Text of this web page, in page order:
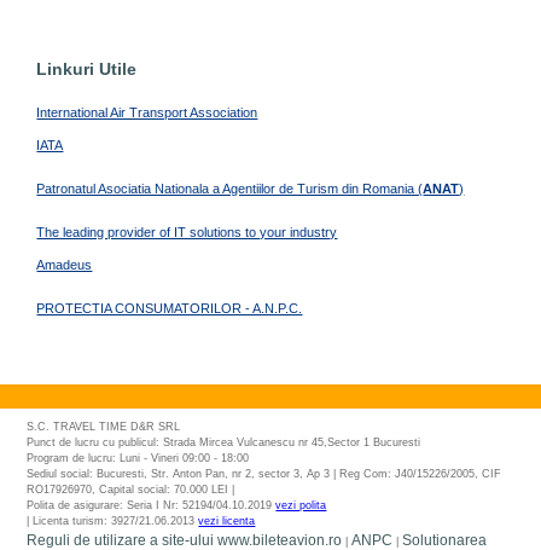
Linkuri Utile
International Air Transport Association
IATA
Patronatul Asociatia Nationala a Agentiilor de Turism din Romania (ANAT)
The leading provider of IT solutions to your industry
Amadeus
PROTECTIA CONSUMATORILOR - A.N.P.C.
S.C. TRAVEL TIME D&R SRL
Punct de lucru cu publicul: Strada Mircea Vulcanescu nr 45,Sector 1 Bucuresti
Program de lucru: Luni - Vineri 09:00 - 18:00
Sediul social: Bucuresti, Str. Anton Pan, nr 2, sector 3, Ap 3 | Reg Com: J40/15226/2005, CIF
RO17926970, Capital social: 70.000 LEI |
Polita de asigurare: Seria I Nr: 52194/04.10.2019vezi polita
| Licenta turism: 3927/21.06.2013vezi licenta
Reguli de utilizare a site-ului www.bileteavion.ro |ANPC |Solutionarea